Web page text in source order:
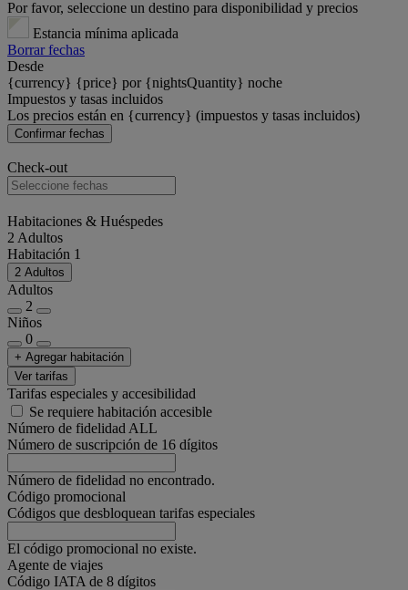
Por favor, seleccione un destino para disponibilidad y precios
Estancia mínima aplicada
Borrar fechas
Desde
{currency} {price} por {nightsQuantity} noche
Impuestos y tasas incluidos
Los precios están en {currency} (impuestos y tasas incluidos)
Confirmar fechas
Check-out
Habitaciones & Huéspedes
2 Adultos
Habitación 1
2 Adultos
Adultos
2
Niños
0
+ Agregar habitación
Ver tarifas
Tarifas especiales y accesibilidad
Se requiere habitación accesible
Número de fidelidad ALL
Número de suscripción de 16 dígitos
Número de fidelidad no encontrado.
Código promocional
Códigos que desbloquean tarifas especiales
El código promocional no existe.
Agente de viajes
Código IATA de 8 dígitos